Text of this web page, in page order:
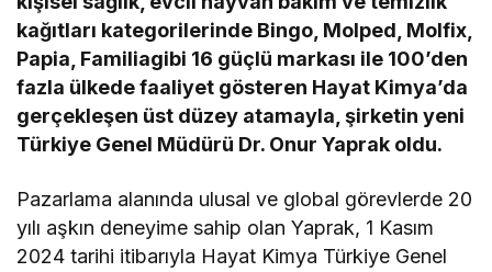
kağıtları kategorilerinde Bingo, Molped, Molfix,
Papia, Familiagibi 16 güçlü markası ile 100’den
fazla ülkede faaliyet gösteren Hayat Kimya’da
gerçekleşen üst düzey atamayla, şirketin yeni
Türkiye Genel Müdürü Dr. OnurYaprak oldu.
Pazarlama alanında ulusal ve global görevlerde 20
yılı aşkın deneyime sahip olan Yaprak, 1 Kasım
2024 tarihi itibarıyla Hayat Kimya Türkiye Genel